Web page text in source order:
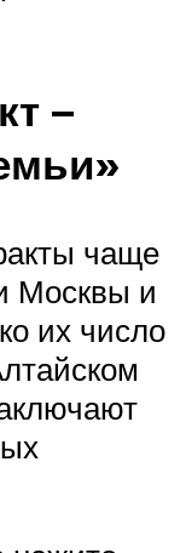
–
чаще
Москвы и
их число